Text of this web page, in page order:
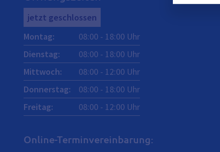
jetzt geschlossen
Montag: 08:00 - 18:00 Uhr
Dienstag: 08:00 - 18:00 Uhr
Mittwoch: 08:00 - 12:00 Uhr
Donnerstag: 08:00 - 18:00 Uhr
Freitag: 08:00 - 12:00 Uhr
Online-Terminvereinbarung: